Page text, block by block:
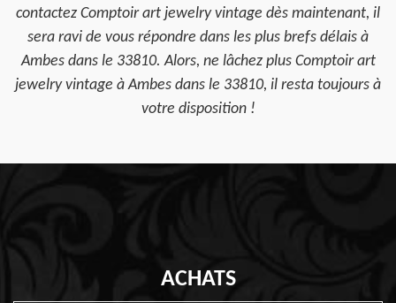
contactez Comptoir art jewelry vintage dès maintenant, il
sera ravi de vous répondre dans les plus brefs délais à
Ambes dans le 33810. Alors, ne lâchez plus Comptoir art
jewelry vintage à Ambes dans le 33810, il resta toujours à
votre disposition !
ACHATS